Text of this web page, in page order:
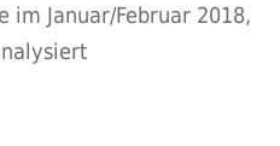
im Januar/Februar 2018,